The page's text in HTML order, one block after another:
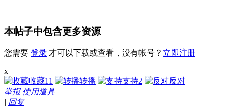
本帖子中包含更多资源
您需要 登录 才可以下载或查看，没有帐号？ 立即注册
x
收藏11 转播 支持2
反对
举报 使用道具
| 回复